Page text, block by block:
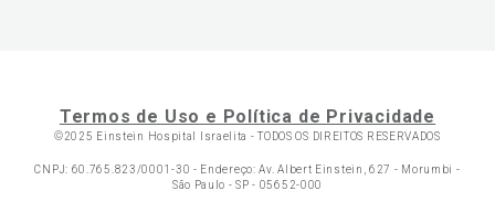
Termos de Uso e Política de Privacidade
©2025 Einstein Hospital Israelita -TODOS OS DIREITOS RESERVADOS
CNPJ: 60.765.823/0001-30 - Endereço: Av. Albert Einstein, 627 - Morumbi -
São Paulo - SP - 05652-000